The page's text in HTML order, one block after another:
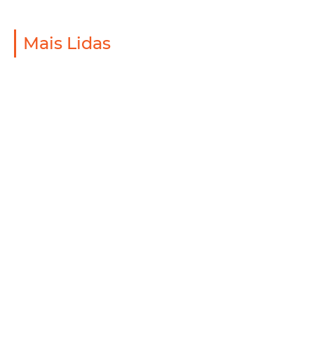
Mais Lidas